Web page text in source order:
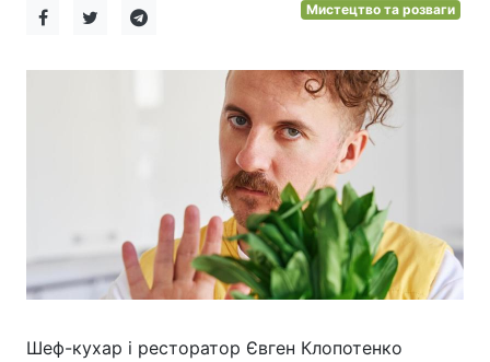
Мистецтво та розваги
Шеф-кухар і ресторатор Євген Клопотенко